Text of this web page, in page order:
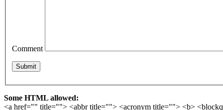
Comment
Some HTML allowed:
<a href="" title=""> <abbr title=""> <acronym title=""> <b>